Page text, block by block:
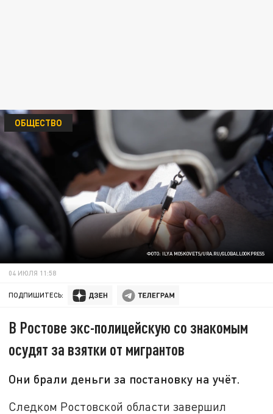
ФОТО: ILYA MOSKOVETS/URA.RU/GLOBALLOOKPRESS
ОБЩЕСТВО
04 ИЮЛЯ 11:58
ПОДПИШИТЕСЬ:
В Ростове экс-полицейскую со знакомым
осудят за взятки от мигрантов
Они брали деньги за постановку на учёт.
Следком Ростовской области завершил